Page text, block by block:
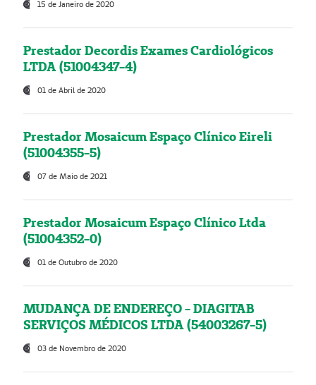
15 de Janeiro de 2020
Prestador Decordis Exames Cardiológicos
LTDA (51004347-4)
01 de Abril de 2020
Prestador Mosaicum Espaço Clínico Eireli
(51004355-5)
07 de Maio de 2021
Prestador Mosaicum Espaço Clínico Ltda
(51004352-0)
01 de Outubro de 2020
MUDANÇA DE ENDEREÇO - DIAGITAB
SERVIÇOS MÉDICOS LTDA (54003267-5)
03 de Novembro de 2020